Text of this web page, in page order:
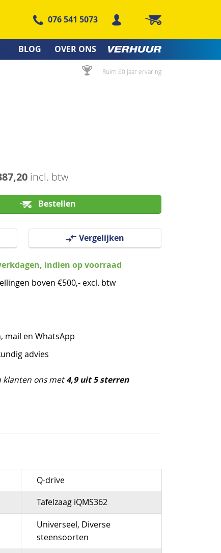
076 541 5073 Winkelwagen
BLOG OVER ONS
Ruim 60 jaar ervaring
incl. btw
Bestellen
Vergelijken
indien op voorraad
boven €500,- excl. btw
mail en WhatsApp
advies
klanten ons met4,9 uit 5 sterren
Q-drive
Tafelzaag iQMS362
Universeel, Diverse
steensoorten